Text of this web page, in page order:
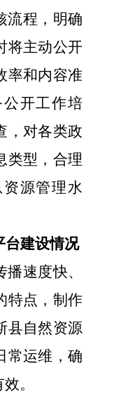
流程，明确
将主动公开
率和内容准
开工作培
，对各类政
类型，合理
源管理水
台建设情况
速度快、
特点，制作
县自然资源
常运维，确
。